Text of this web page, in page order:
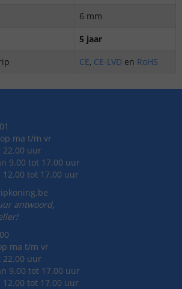
6 mm
5 jaar
CE, CE-LVD en RoHS
ma t/m vr
22.00 uur
9.00 tot 17.00 uur
12.00 tot 17.00 uur
antwoord,
ma t/m vr
22.00 uur
9.00 tot 17.00 uur
12.00 tot 17.00 uur